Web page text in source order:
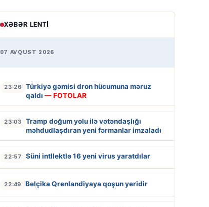
XƏBƏR LENTI
07 AVQUST 2026
23:26
Türkiyə gəmisi dron hücumuna məruz
qaldı — FOTOLAR
23:03
Tramp doğum yolu ilə vətəndaşlığı
məhdudlaşdıran yeni fərmanlar imzaladı
22:57 Süni intllektlə 16 yeni virus yaratdılar
22:49 Belçika Qrenlandiyaya qoşun yeridir